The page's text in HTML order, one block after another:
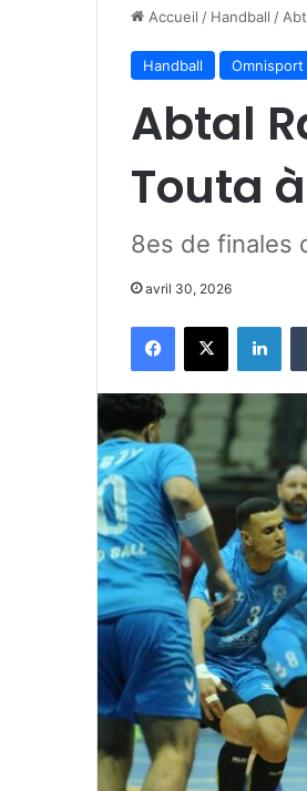
Accueil / Handball /
Handball Omnisport
Abtal
Touta
8es de finales
avril 30, 2026
Facebook
X